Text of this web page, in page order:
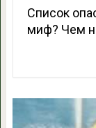
Список
миф? Чем